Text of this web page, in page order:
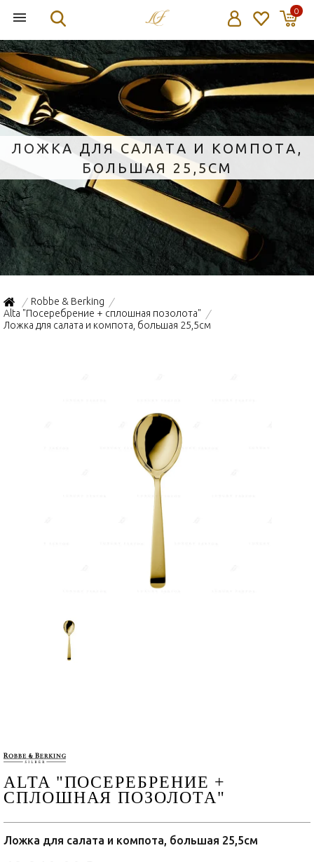
0
ЛОЖКА ДЛЯ САЛАТА И КОМПОТА,
БОЛЬШАЯ 25,5СМ
/ Robbe & Berking /
Alta "Посеребрение + сплошная позолота" /
Ложка для салата и компота, большая 25,5см
ALTA "ПОСЕРЕБРЕНИЕ +
СПЛОШНАЯ ПОЗОЛОТА"
Ложка для салата и компота, большая 25,5см